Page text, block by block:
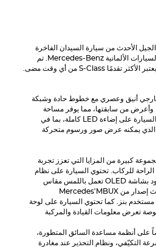
هو الجيل الأحدث من سيارة السيدان الفاخرة
الألمانية Mercedes-Benz
. تم
S-Class من أي وقت مضى.
خارجي أنيق وعصري مع خطوط حادة وشبكة
وأعرض من سابقتها، مما يوفر مساحة
داخلية أكبر للركاب. تحتوي السيارة على إضاءة LED كاملة، بما في
الذي يمكنه عرض صور ورسوم متحركة
كبيرة من المزايا التي تعزز تجربة
للركاب. تحتوي السيارة على نظام
معلومات وترفيه متطور مزود بشاشة OLED تعمل باللمس مقاس
Mercedes'MBUX
مستخدم بنز. كما تحتوي السيارة على لوحة
رقمية مقاس 12.3 بوصة تعرض معلومات القيادة والمركبة
223 أيضاً على أنظمة مساعدة السائق المتطورة،
التكيّفي، ونظام التحذير عند مغادرة